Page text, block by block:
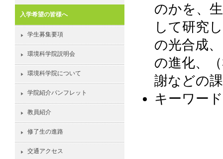
のかを、
して研究
の光合成
の進化、
謝などの
キーワー
入学希望の皆様へ
学生募集要項
環境科学院説明会
環境科学院について
学院紹介パンフレット
教員紹介
修了生の進路
交通アクセス